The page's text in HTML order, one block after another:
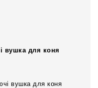
вушка для коня
вушка для коня